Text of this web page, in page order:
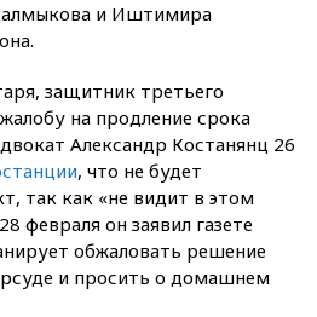
и Иштимира
защитник третьего
на продление срока
Александр Костанянц 26
, что не будет
так как «не видит в этом
февраля он заявил газете
обжаловать решение
и просить о домашнем